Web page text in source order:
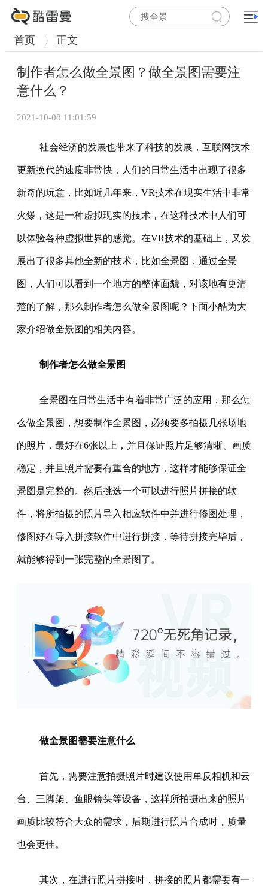
首页 正文
制作者怎么做全景图？做全景图需要注
意什么？
2021-10-08 11:01:59
社会经济的发展也带来了科技的发展，互联网技术
更新换代的速度非常快，人们的日常生活中出现了很多
新奇的玩意，比如近几年来，VR技术在现实生活中非常
火爆，这是一种虚拟现实的技术，在这种技术中人们可
以体验各种虚拟世界的感觉。在VR技术的基础上，又发
展出了很多其他全新的技术，比如全景图，通过全景
图，人们可以看到一个地方的整体面貌，对该地有更清
楚的了解，那么制作者怎么做全景图呢？下面小酷为大
家介绍做全景图的相关内容。
制作者怎么做全景图
全景图在日常生活中有着非常广泛的应用，那么怎
么做全景图，想要制作全景图，必须要多拍摄几张场地
的照片，最好在6张以上，并且保证照片足够清晰、画质
稳定，并且照片需要有重合的地方，这样才能够保证全
景图是完整的。然后挑选一个可以进行照片拼接的软
件，将所拍摄的照片导入相应软件中并进行修图处理，
修图好在导入拼接软件中进行拼接，等待拼接完毕后，
就能够得到一张完整的全景图了。
做全景图需要注意什么
首先，需要注意拍摄照片时建议使用单反相机和云
台、三脚架、鱼眼镜头等设备，这样所拍摄出来的照片
画质比较符合大众的需求，后期进行照片合成时，质量
也会更佳。
其次，在进行照片拼接时，拼接的照片都需要有一